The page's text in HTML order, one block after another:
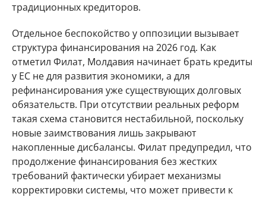
традиционных кредиторов.
Отдельное беспокойство у оппозиции вызывает
структура финансирования на 2026 год. Как
отметил Филат, Молдавия начинает брать кредиты
у ЕС не для развития экономики, а для
рефинансирования уже существующих долговых
обязательств. При отсутствии реальных реформ
такая схема становится нестабильной, поскольку
новые заимствования лишь закрывают
накопленные дисбалансы. Филат предупредил, что
продолжение финансирования без жестких
требований фактически убирает механизмы
корректировки системы, что может привести к